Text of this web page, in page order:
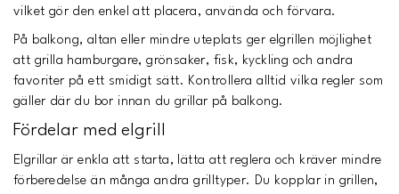
vilket gör den enkel att placera, använda och förvara.
På balkong, altan eller mindre uteplats ger elgrillen möjlighet
att grilla hamburgare, grönsaker, fisk, kyckling och andra
favoriter på ett smidigt sätt. Kontrollera alltid vilka regler som
gäller där du bor innan du grillar på balkong.
Fördelar med elgrill
Elgrillar är enkla att starta, lätta att reglera och kräver mindre
förberedelse än många andra grilltyper. Du kopplar in grillen,